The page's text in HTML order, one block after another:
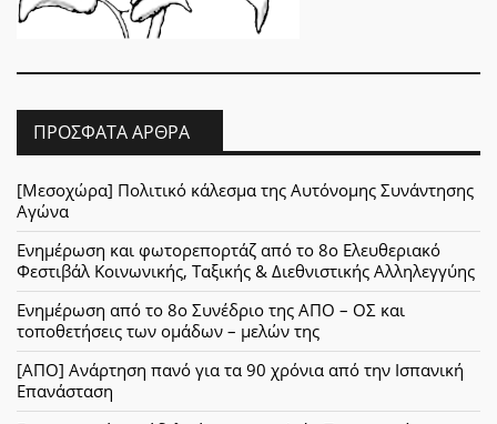
ΠΡΌΣΦΑΤΑ ΆΡΘΡΑ
[Μεσοχώρα] Πολιτικό κάλεσμα της Αυτόνομης Συνάντησης
Αγώνα
Ενημέρωση και φωτορεπορτάζ από το 8ο Ελευθεριακό
Φεστιβάλ Κοινωνικής, Ταξικής & Διεθνιστικής Αλληλεγγύης
Ενημέρωση από το 8ο Συνέδριο της ΑΠΟ – ΟΣ και
τοποθετήσεις των ομάδων – μελών της
[ΑΠΟ] Ανάρτηση πανό για τα 90 χρόνια από την Ισπανική
Επανάσταση